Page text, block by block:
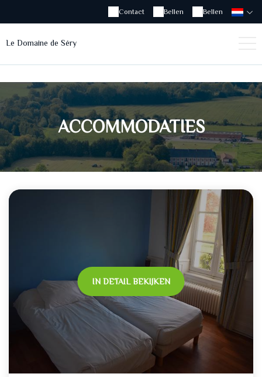
Bellen
Bellen
Contact
Le Domaine de Séry
ACCOMMODATIES
IN DETAIL BEKIJKEN